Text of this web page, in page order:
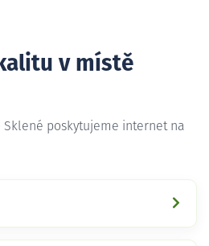
v místě
Sklené poskytujeme internet na